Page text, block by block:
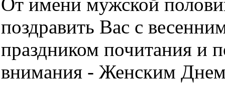
поздравить Вас с
праздником почитания и
внимания - Женским